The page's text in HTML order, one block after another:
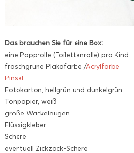
Das brauchen Sie für eine Box:
eine Papprolle (Toilettenrolle) pro Kind
froschgrüne Plakafarbe /Acrylfarbe
Pinsel
Fotokarton, hellgrün und dunkelgrün
Tonpapier, weiß
große Wackelaugen
Flüssigkleber
Schere
eventuell Zickzack-Schere